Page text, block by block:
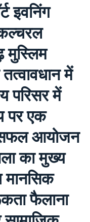
इवनिंग
में
परिसर में
पर एक
सफल आयोजन
का मुख्य
मानसिक
फैलाना